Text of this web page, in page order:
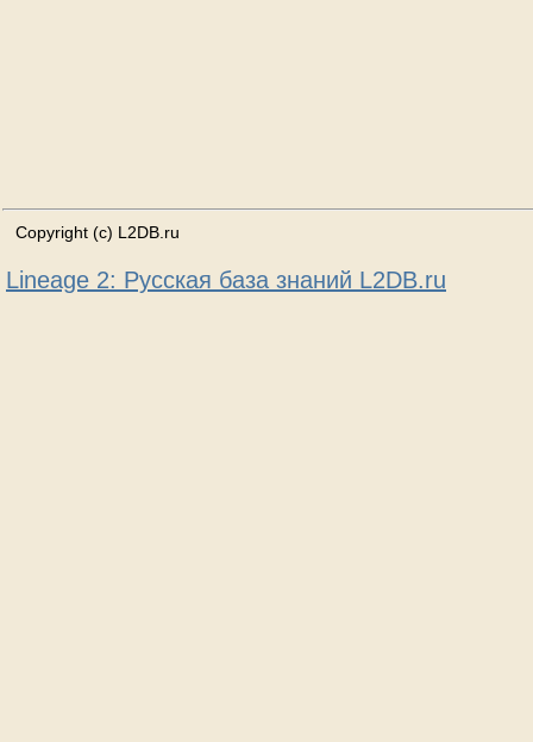
Copyright (c) L2DB.ru
Lineage 2: Русская база знаний L2DB.ru